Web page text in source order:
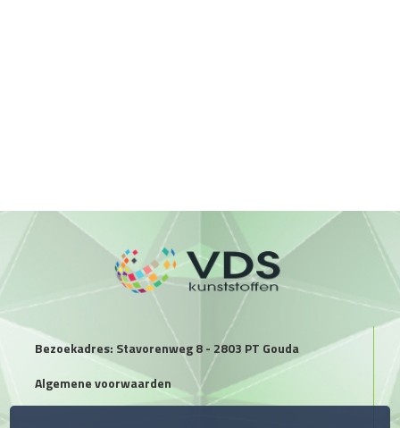
Bezoekadres: Stavorenweg 8 - 2803 PT Gouda
Algemene voorwaarden